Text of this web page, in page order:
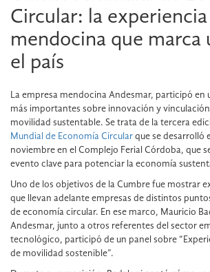
Circular: la experiencia
mendocina que marca
el país
La empresa mendocina Andesmar, participó en
más importantes sobre innovación y
movilidad sustentable. Se trata de la tercera
Mundial de Economía Circular que se desarrolló
noviembre en el Complejo Ferial Córdoba, que
evento clave para potenciar la economía
Uno de los objetivos de la Cumbre fue mostrar
que llevan adelante empresas de distintos
de economía circular. En ese marco, Mauricio
Andesmar, junto a otros referentes del sector
tecnológico, participó de un panel sobre
de movilidad sostenible”.